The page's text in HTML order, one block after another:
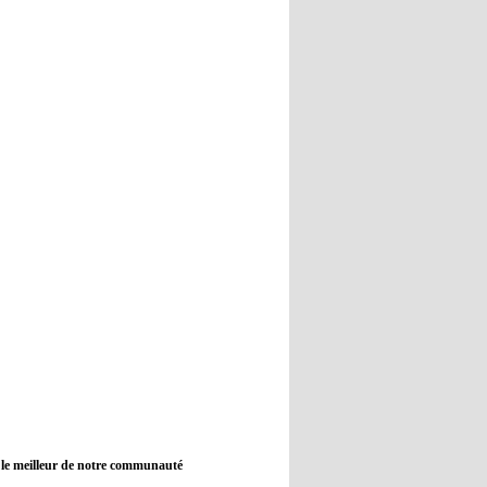
08:21 - 2022/11/08
meilleur de notre communauté